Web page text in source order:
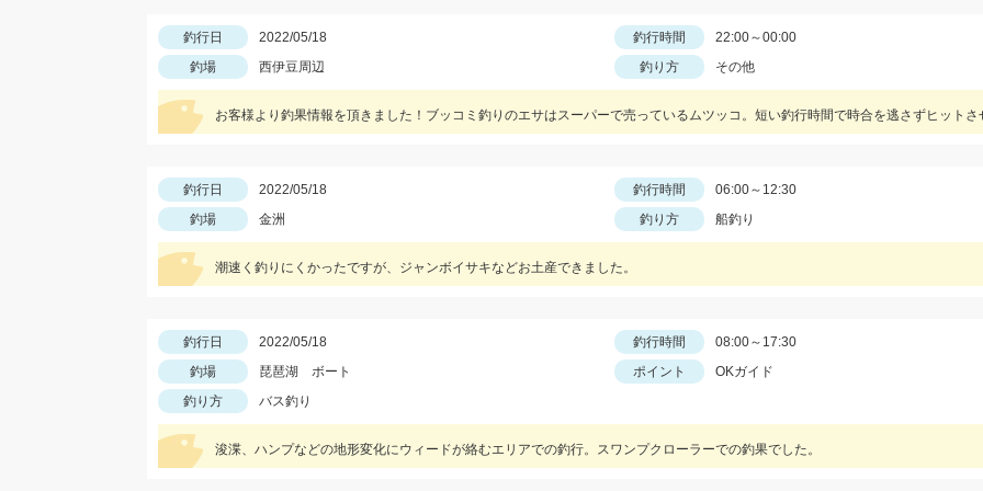
釣行日 2022/05/18 釣行時間
22:00～00:00
釣場
西伊豆周辺 釣り方 その他
お客様より釣果情報を頂きました！ブッコミ釣りのエサはスーパーで売っているムツッコ。短い釣行時間で時合を逃さずヒットさ
釣行日 2022/05/18 釣行時間
06:00～12:30
釣場
金洲 釣り方 船釣り
潮速く釣りにくかったですが、ジャンボイサキなどお土産できました。
釣行日 2022/05/18 釣行時間
08:00～17:30
釣場
琵琶湖 ボート ポイント
OKガイド
釣り方
バス釣り
浚渫、ハンプなどの地形変化にウィードが絡むエリアでの釣行。スワンプクローラーでの釣果でした。